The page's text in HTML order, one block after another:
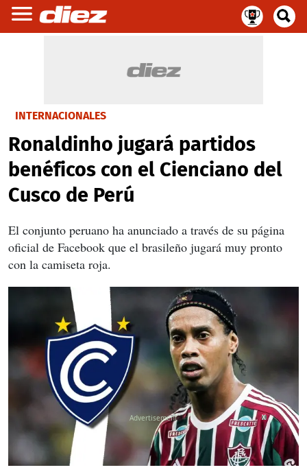
INTERNACIONALES
Ronaldinho jugará partidos
benéficos con el Cienciano del
Cusco de Perú
El conjunto peruano ha anunciado a través de su página
oficial de Facebook que el brasileño jugará muy pronto
con la camiseta roja.
X